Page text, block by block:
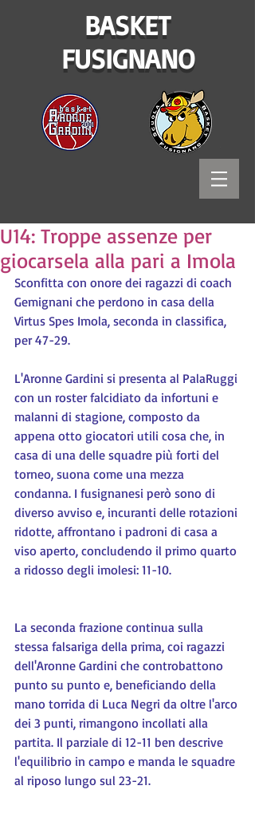
BASKET
FUSIGNANO
U14: Troppe assenze per
giocarsela alla pari a Imola
Sconfitta con onore dei ragazzi di coach
Gemignani che perdono in casa della
Virtus Spes Imola, seconda in classifica,
per 47-29.
L'Aronne Gardini si presenta al PalaRuggi
con un roster falcidiato da infortuni e
malanni di stagione, composto da
appena otto giocatori utili cosa che, in
casa di una delle squadre più forti del
torneo, suona come una mezza
condanna. I fusignanesi però sono di
diverso avviso e, incuranti delle rotazioni
ridotte, affrontano i padroni di casa a
viso aperto, concludendo il primo quarto
a ridosso degli imolesi: 11-10.
La seconda frazione continua sulla
stessa falsariga della prima, coi ragazzi
dell'Aronne Gardini che controbattono
punto su punto e, beneficiando della
mano torrida di Luca Negri da oltre l'arco
dei 3 punti, rimangono incollati alla
partita. Il parziale di 12-11 ben descrive
l'equilibrio in campo e manda le squadre
al riposo lungo sul 23-21.